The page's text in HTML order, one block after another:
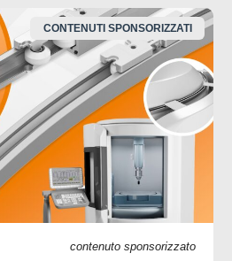
CONTENUTI SPONSORIZZATI
contenuto sponsorizzato